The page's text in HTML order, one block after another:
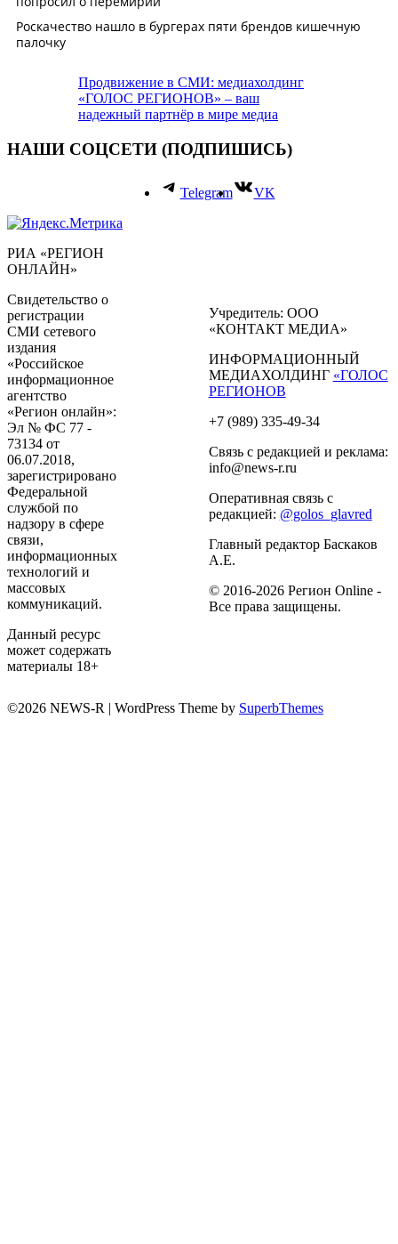
Продвижение в СМИ: медиахолдинг
«ГОЛОС РЕГИОНОВ» – ваш
надежный партнёр в мире медиа
НАШИ СОЦСЕТИ (ПОДПИШИСЬ)
Telegram VK
РИА «РЕГИОН
ОНЛАЙН»
Свидетельство о
регистрации
СМИ сетевого
издания
«Российское
информационное
агентство
«Регион онлайн»:
Эл № ФС 77 -
73134 от
06.07.2018,
зарегистрировано
Федеральной
службой по
надзору в сфере
связи,
информационных
технологий и
массовых
коммуникаций.
Данный ресурс
может содержать
материалы 18+
Учредитель: ООО
«КОНТАКТ МЕДИА»
ИНФОРМАЦИОННЫЙ
МЕДИАХОЛДИНГ «ГОЛОС
РЕГИОНОВ
+7 (989) 335-49-34
Связь с редакцией и реклама:
info@news-r.ru
Оперативная связь с
редакцией: @golos_glavred
Главный редактор Баскаков
А.Е.
© 2016-2026 Регион Online -
Все права защищены.
©2026 NEWS-R | WordPress Theme by SuperbThemes